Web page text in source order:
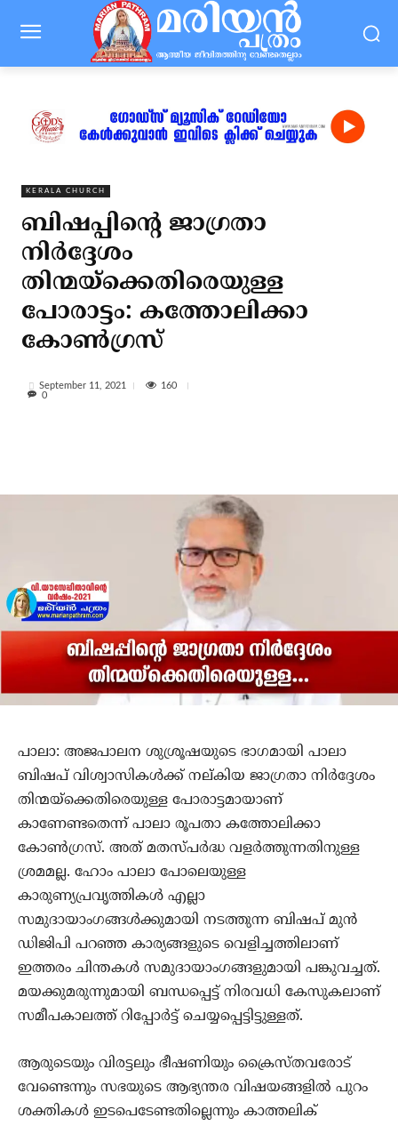
KERALA CHURCH
ബിഷപ്പിന്റെ ജാഗ്രതാ
നിര്‍ദ്ദേശം
തിന്മയ്‌ക്കെതിരെയുള്ള
പോരാട്ടം: കത്തോലിക്കാ
കോണ്‍ഗ്രസ്
September 11, 2021
160
0
പാലാ: അജപാലന ശുശ്രൂഷയുടെ ഭാഗമായി പാലാ
ബിഷപ് വിശ്വാസികള്‍ക്ക് നല്കിയ ജാഗ്രതാ നിര്‍ദ്ദേശം
തിന്മയ്‌ക്കെതിരെയുള്ള പോരാട്ടമായാണ്
കാണേണ്ടതെന്ന് പാലാ രൂപതാ കത്തോലിക്കാ
കോണ്‍ഗ്രസ്. അത് മതസ്പര്‍ദ്ധ വളര്‍ത്തുന്നതിനുള്ള
ശ്രമമല്ല. ഹോം പാലാ പോലെയുള്ള
കാരുണ്യപ്രവൃത്തികള്‍ എല്ലാ
സമുദായാംഗങ്ങള്‍ക്കുമായി നടത്തുന്ന ബിഷപ് മുന്‍
ഡിജിപി പറഞ്ഞ കാര്യങ്ങളുടെ വെളിച്ചത്തിലാണ്
ഇത്തരം ചിന്തകള്‍ സമുദായാംഗങ്ങളുമായി പങ്കുവച്ചത്.
മയക്കുമരുന്നുമായി ബന്ധപ്പെട്ട് നിരവധി കേസുകലാണ്
സമീപകാലത്ത് റിപ്പോര്‍ട്ട് ചെയ്യപ്പെട്ടിട്ടുള്ളത്.
ആരുടെയും വിരട്ടലും ഭീഷണിയും ക്രൈസ്തവരോട്
വേണ്ടെന്നും സഭയുടെ ആഭ്യന്തര വിഷയങ്ങളില്‍ പുറം
ശക്തികള്‍ ഇടപെടേണ്ടതില്ലെന്നും കാത്തലിക്